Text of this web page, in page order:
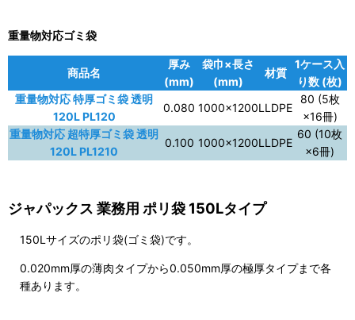
重量物対応ゴミ袋
商品名
厚み
(mm)
袋巾×長さ
(mm)
材質
1ケース入
り数 (枚)
重量物対応 特厚ゴミ袋 透明
120L PL120
0.080 1000×1200LLDPE
80 (5枚
×16冊)
重量物対応 超特厚ゴミ袋 透明
120L PL1210
0.100 1000×1200LLDPE
60 (10枚
×6冊)
ジャパックス 業務用 ポリ袋 150Lタイプ
150Lサイズのポリ袋(ゴミ袋)です。
0.020mm厚の薄肉タイプから0.050mm厚の極厚タイプまで各
種あります。